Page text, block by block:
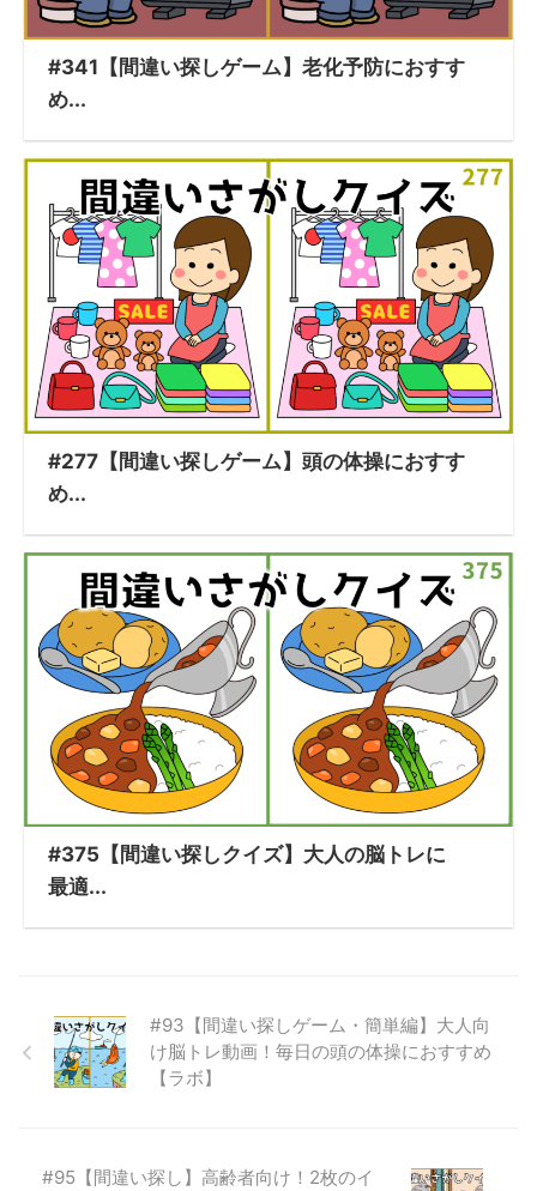
#341【間違い探しゲーム】老化予防におすす
め...
#277【間違い探しゲーム】頭の体操におすす
め...
#375【間違い探しクイズ】大人の脳トレに
最適...
#93【間違い探しゲーム・簡単編】大人向
け脳トレ動画！毎日の頭の体操におすすめ
【ラボ】
#95【間違い探し】高齢者向け！2枚のイ